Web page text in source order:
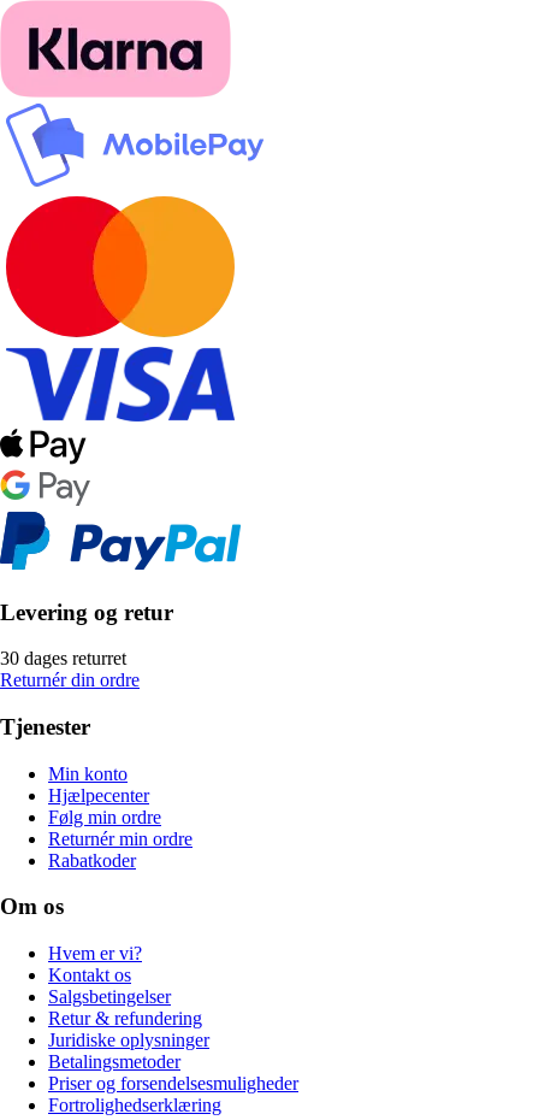
Levering og retur
30 dages returret
Returnér din ordre
Tjenester
Min konto
Hjælpecenter
Følg min ordre
Returnér min ordre
Rabatkoder
Om os
Hvem er vi?
Kontakt os
Salgsbetingelser
Retur & refundering
Juridiske oplysninger
Betalingsmetoder
Priser og forsendelsesmuligheder
Fortrolighedserklæring